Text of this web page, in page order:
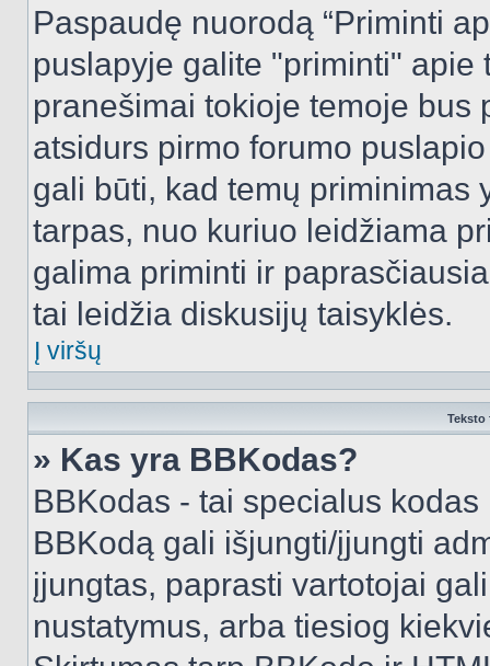
Paspaudę nuorodą “Priminti
puslapyje galite "priminti"
pranešimai tokioje temoje bus
atsidurs pirmo forumo
gali būti, kad temų priminimas
tarpas, nuo kuriuo leidžiama
galima priminti ir
tai leidžia diskusijų taisyklės.
Į viršų
Teksto
» Kas yra BBKodas?
BBKodas - tai specialus
BBKodą gali išjungti/įjungti
įjungtas, paprasti vartotojai
nustatymus, arba tiesiog